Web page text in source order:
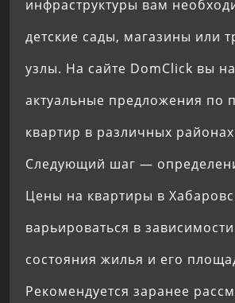
инфраструктуры вам
детские сады, магазины или
узлы. На сайте DomClick вы
актуальные предложения по
квартир в различных
Следующий шаг —
Цены на квартиры в
варьироваться в
состояния жилья и его
Рекомендуется заранее